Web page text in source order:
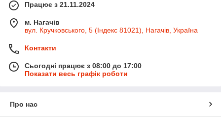
Працює з 21.11.2024
м. Нагачів
вул. Кручковського, 5 (Індекс 81021), Нагачів, Україна
Контакти
Сьогодні працює з 08:00 до 17:00
Показати весь графік роботи
Про нас